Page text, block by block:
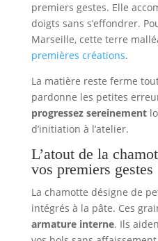
premiers gestes. Elle
doigts sans s’effondrer.
Marseille, cette terre
premières créations.
La matière reste ferme
pardonne les petites
progressez sereinement
d’initiation à l’atelier.
L’atout de la
vos premiers gestes
La chamotte désigne de
intégrés à la pâte. Ces
armature interne. Ils